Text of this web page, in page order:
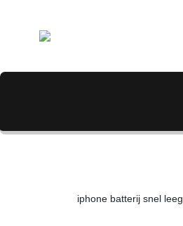
iphone batterij snel leeg